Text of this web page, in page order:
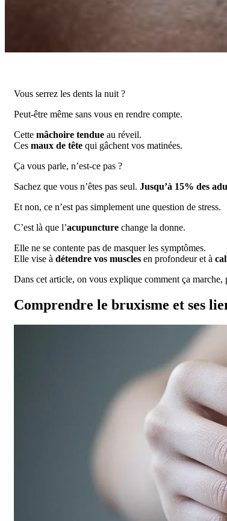
Vous serrez les dents la nuit ?
Peut-être même sans vous en rendre compte.
Cette mâchoire tendue au réveil.
Ces maux de tête qui gâchent vos matinées.
Ça vous parle, n’est-ce pas ?
Sachez que vous n’êtes pas seul. Jusqu’à 15% des
Et non, ce n’est pas simplement une question de stress.
C’est là que l’acupuncture change la donne.
Elle ne se contente pas de masquer les symptômes.
Elle vise à détendre vos muscles en profondeur et à
Dans cet article, on vous explique comment ça
Comprendre le bruxisme et ses